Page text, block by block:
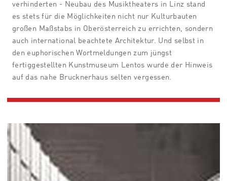
verhinderten - Neubau des Musiktheaters in Linz stand
es stets für die Möglichkeiten nicht nur Kulturbauten
großen Maßstabs in Oberösterreich zu errichten, sondern
auch international beachtete Architektur. Und selbst in
den euphorischen Wortmeldungen zum jüngst
fertiggestellten Kunstmuseum Lentos wurde der Hinweis
auf das nahe Brucknerhaus selten vergessen.